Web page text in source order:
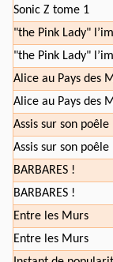
Sonic Z tome 1
"the Pink Lady"
"the Pink Lady"
Alice au Pays des
Alice au Pays des
Assis sur son poêle
Assis sur son poêle
BARBARES !
BARBARES !
Entre les Murs
Entre les Murs